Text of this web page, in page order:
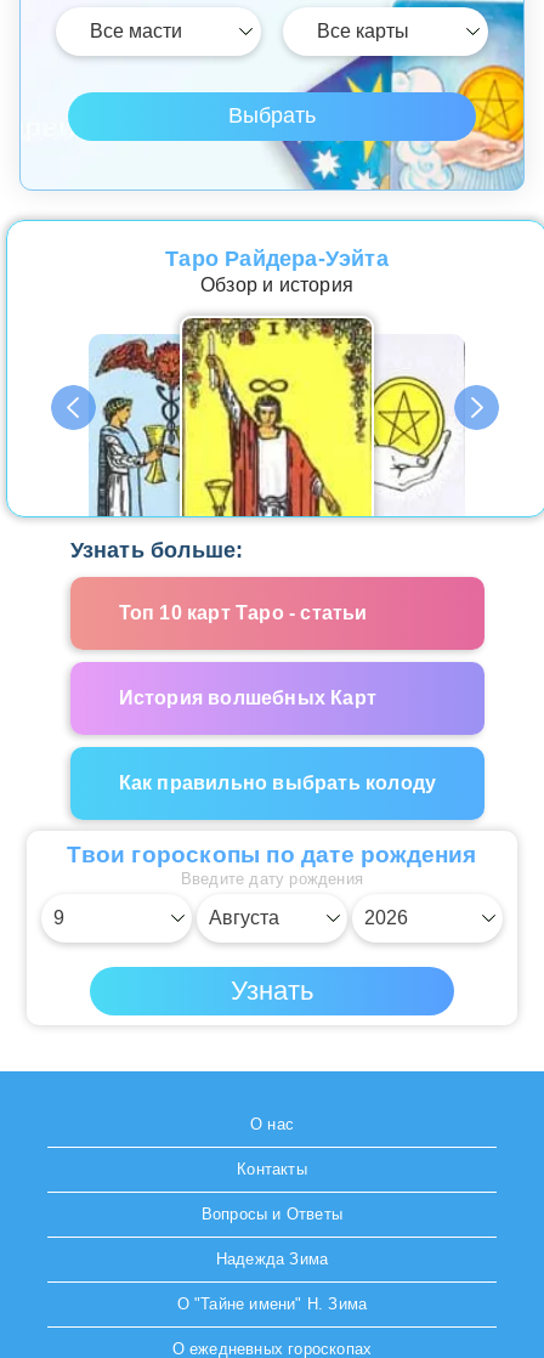
Таро Райдера-Уэйта
Обзор и история
Узнать больше:
Топ 10 карт Таро - статьи
История волшебных Карт
Как правильно выбрать колоду
Твои гороскопы по дате рождения
Введите дату рождения
О нас
Контакты
Вопросы и Ответы
Надежда Зима
О "Тайне имени" Н. Зима
О ежедневных гороскопах